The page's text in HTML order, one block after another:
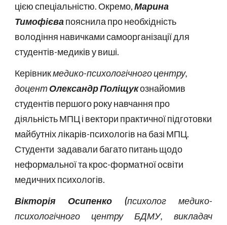
цією спеціальністю. Окремо,Марина
Тимофієвапояснила про необхідність
володіння навичками самоорганізації для
студентів-медиків у виші.
Керівникмедико-психологічного центру,
доцентОлександр Поліщукознайомив
студентів першого року навчання про
діяльність МПЦ і вектори практичної підготовки
майбутніх лікарів-психологів на базі МПЦ.
Студенти задавали багато питань щодо
неформальної та крос-форматної освіти
медичних психологів.
Вікторія Осипенко (психолог медико-
психологічного центру БДМУ, викладач